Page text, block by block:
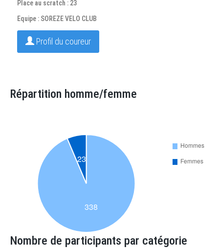
Place au scratch : 23
Equipe : SOREZE VELO CLUB
Profil du coureur
Répartition homme/femme
Nombre de participants par catégorie